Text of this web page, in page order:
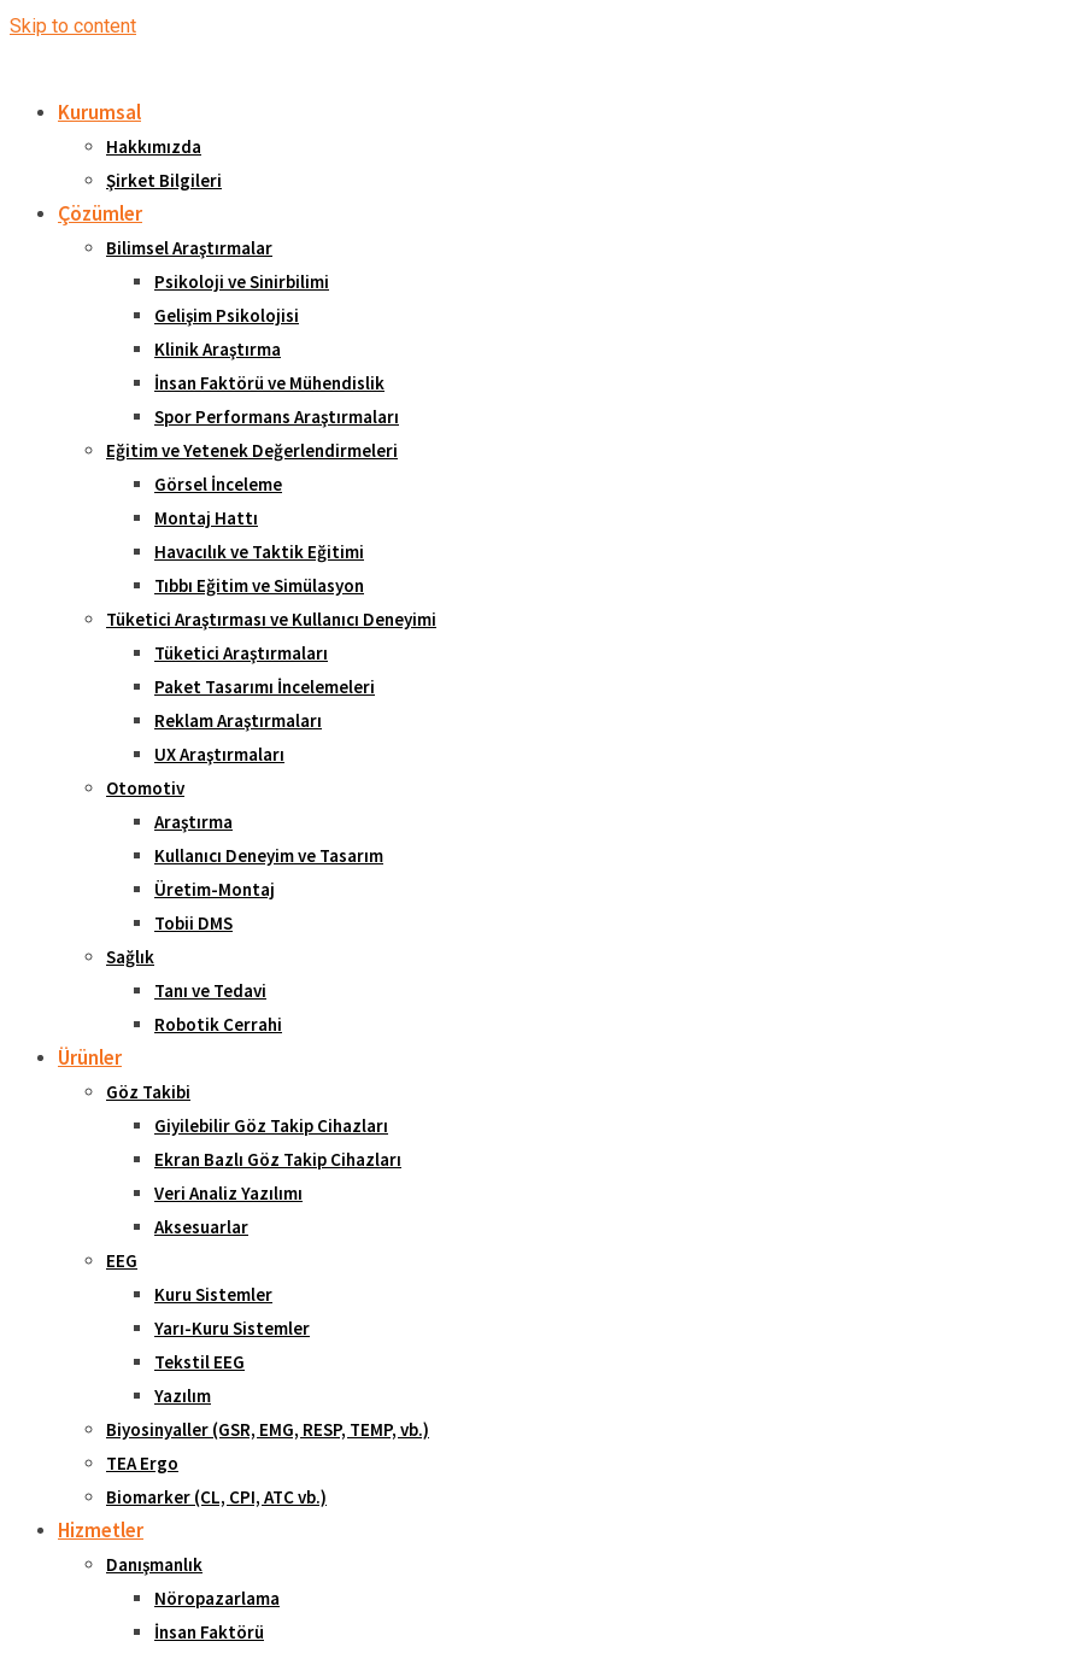
Skip to content
Kurumsal
Hakkımızda
Şirket Bilgileri
Çözümler
Bilimsel Araştırmalar
Psikoloji ve Sinirbilimi
Gelişim Psikolojisi
Klinik Araştırma
İnsan Faktörü ve Mühendislik
Spor Performans Araştırmaları
Eğitim ve Yetenek Değerlendirmeleri
Görsel İnceleme
Montaj Hattı
Havacılık ve Taktik Eğitimi
Tıbbı Eğitim ve Simülasyon
Tüketici Araştırması ve Kullanıcı Deneyimi
Tüketici Araştırmaları
Paket Tasarımı İncelemeleri
Reklam Araştırmaları
UX Araştırmaları
Otomotiv
Araştırma
Kullanıcı Deneyim ve Tasarım
Üretim-Montaj
Tobii DMS
Sağlık
Tanı ve Tedavi
Robotik Cerrahi
Ürünler
Göz Takibi
Giyilebilir Göz Takip Cihazları
Ekran Bazlı Göz Takip Cihazları
Veri Analiz Yazılımı
Aksesuarlar
EEG
Kuru Sistemler
Yarı-Kuru Sistemler
Tekstil EEG
Yazılım
Biyosinyaller (GSR, EMG, RESP, TEMP, vb.)
TEA Ergo
Biomarker (CL, CPI, ATC vb.)
Hizmetler
Danışmanlık
Nöropazarlama
İnsan Faktörü